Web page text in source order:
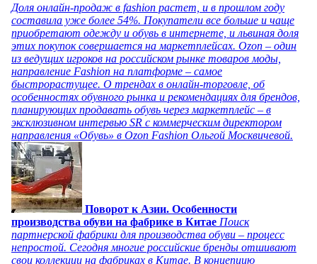
Доля онлайн-продаж в fashion растет, и в прошлом году
составила уже более 54%. Покупатели все больше и чаще
приобретают одежду и обувь в интернете, и львиная доля
этих покупок совершается на маркетплейсах. Ozon – один
из ведущих игроков на российском рынке товаров моды,
направление Fashion на платформе – самое
быстрорастущее. О трендах в онлайн-торговле, об
особенностях обувного рынка и рекомендациях для брендов,
планирующих продавать обувь через маркетплейс – в
эксклюзивном интервью SR с коммерческим директором
направления «Обувь» в Ozon Fashion Ольгой Москвичевой.
Поворот к Азии. Особенности
производства обуви на фабрике в Китае Поиск
партнерской фабрики для производства обуви – процесс
непростой. Сегодня многие российские бренды отшивают
свои коллекции на фабриках в Китае. В концепцию